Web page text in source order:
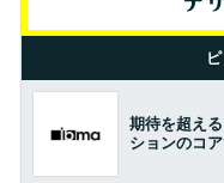
期待を超え
ションのコ